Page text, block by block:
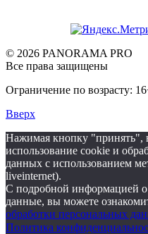
© 2026 PANORAMA PRO
Все права защищены
Ограничение по возрасту:
Вверх
Нажимая кнопку "принять",
использование cookie и
данных с использованием
liveinternet).
С подробной информацией
данные, вы можете
обработки персональных
Политика